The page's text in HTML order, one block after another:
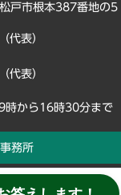
戸市根本387番地の5
代表）
代表）
時から16時30分まで
務所
す